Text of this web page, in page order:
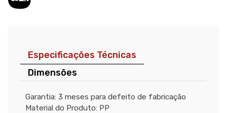
Especificações Técnicas
Dimensões
Garantia: 3 meses para defeito de fabricação
Material do Produto: PP